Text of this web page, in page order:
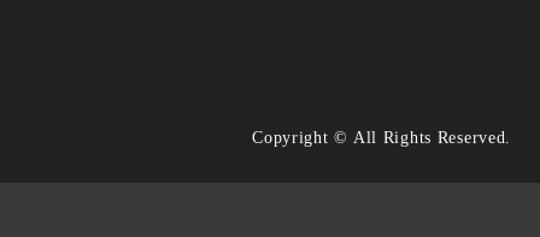
Copyright © All Rights Reserved.